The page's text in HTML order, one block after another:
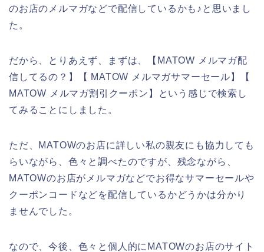
のお店のメルマガなどで配信しているかも♪と思いまし
た。
だから、とりあえず、まずは、【MATOW メルマガ配
信してるの？】【 MATOW メルマガサマーセール】【
MATOW メルマガ割引クーポン】という感じで検索し
てみることにしました。
ただ、MATOWのお店に詳しい私の親友にも協力しても
らいながら、色々と調べたのですが、残念ながら、
MATOWのお店がメルマガなどでお得なサマーセールや
クーポンコードなどを配信しているかどうかは分かり
ませんでした。
なので、今後、色々と個人的にMATOWのお店のサイト